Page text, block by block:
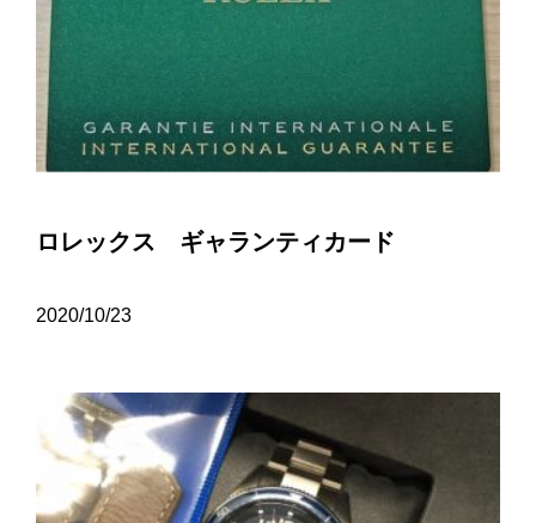
ロレックス ギャランティカード
2020/10/23